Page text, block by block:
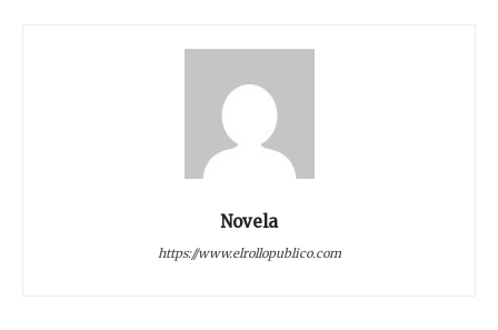
Novela
https://www.elrollopublico.com